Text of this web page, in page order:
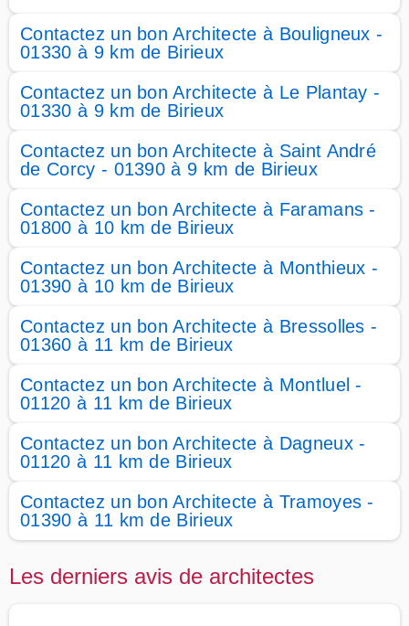
Contactez un bon Architecte à Bouligneux -
01330 à 9 km de Birieux
Contactez un bon Architecte à Le Plantay -
01330 à 9 km de Birieux
Contactez un bon Architecte à Saint André
de Corcy - 01390 à 9 km de Birieux
Contactez un bon Architecte à Faramans -
01800 à 10 km de Birieux
Contactez un bon Architecte à Monthieux -
01390 à 10 km de Birieux
Contactez un bon Architecte à Bressolles -
01360 à 11 km de Birieux
Contactez un bon Architecte à Montluel -
01120 à 11 km de Birieux
Contactez un bon Architecte à Dagneux -
01120 à 11 km de Birieux
Contactez un bon Architecte à Tramoyes -
01390 à 11 km de Birieux
Les derniers avis de architectes